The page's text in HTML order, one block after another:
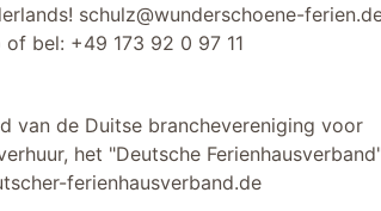
schulz@wunderschoene-
of bel: +49 173 92 0 97 11
van de Duitse branchevereniging voor
het "Deutsche
ferienhausverband.de